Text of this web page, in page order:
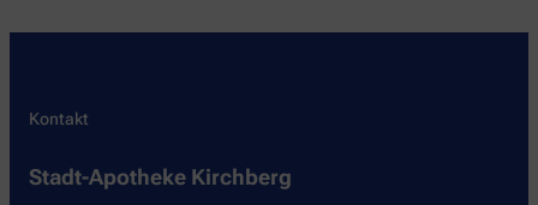
Kontakt
Stadt-Apotheke Kirchberg